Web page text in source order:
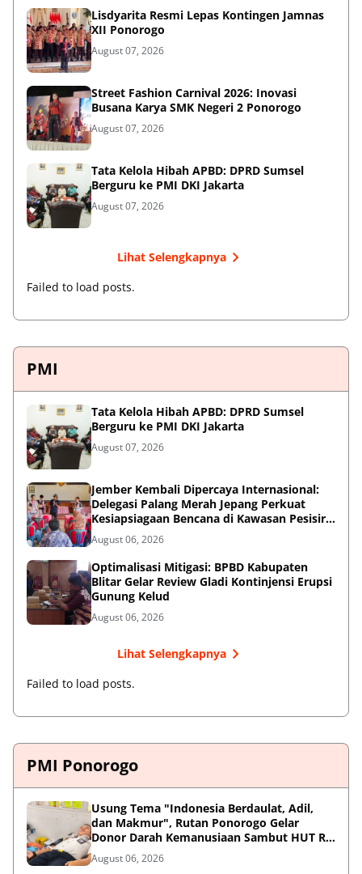
Lisdyarita Resmi Lepas Kontingen Jamnas
XII Ponorogo
August 07, 2026
Street Fashion Carnival 2026: Inovasi
Busana Karya SMK Negeri 2 Ponorogo
August 07, 2026
Tata Kelola Hibah APBD: DPRD Sumsel
Berguru ke PMI DKI Jakarta
August 07, 2026
Lihat Selengkapnya
Failed to load posts.
PMI
Tata Kelola Hibah APBD: DPRD Sumsel
Berguru ke PMI DKI Jakarta
August 07, 2026
Jember Kembali Dipercaya Internasional:
Delegasi Palang Merah Jepang Perkuat
Kesiapsiagaan Bencana di Kawasan Pesisir
dan Sekolah
August 06, 2026
Optimalisasi Mitigasi: BPBD Kabupaten
Blitar Gelar Review Gladi Kontinjensi Erupsi
Gunung Kelud
August 06, 2026
Lihat Selengkapnya
Failed to load posts.
PMI Ponorogo
Usung Tema "Indonesia Berdaulat, Adil,
dan Makmur", Rutan Ponorogo Gelar
Donor Darah Kemanusiaan Sambut HUT RI
ke-81
August 06, 2026